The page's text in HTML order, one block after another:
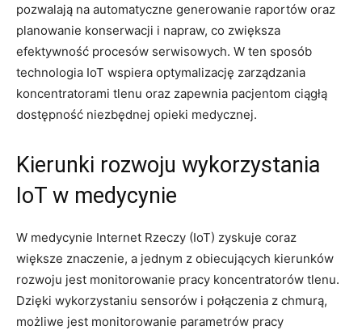
pozwalają​ na automatyczne generowanie ⁤raportów oraz
planowanie ⁣konserwacji‌ i napraw,‌ co zwiększa
efektywność ‌procesów⁢ serwisowych. ⁢W ten sposób
technologia ⁣IoT wspiera ⁢optymalizację zarządzania
koncentratorami tlenu‌ oraz zapewnia ‍pacjentom ciągłą
dostępność ‌niezbędnej opieki ⁣medycznej.
Kierunki rozwoju wykorzystania
IoT w medycynie
W medycynie Internet Rzeczy (IoT) zyskuje ‌coraz
większe znaczenie, a​ jednym z obiecujących kierunków
‌rozwoju jest monitorowanie‍ pracy koncentratorów tlenu.
Dzięki wykorzystaniu ‍sensorów i połączenia z chmurą,
możliwe jest⁤ monitorowanie parametrów pracy